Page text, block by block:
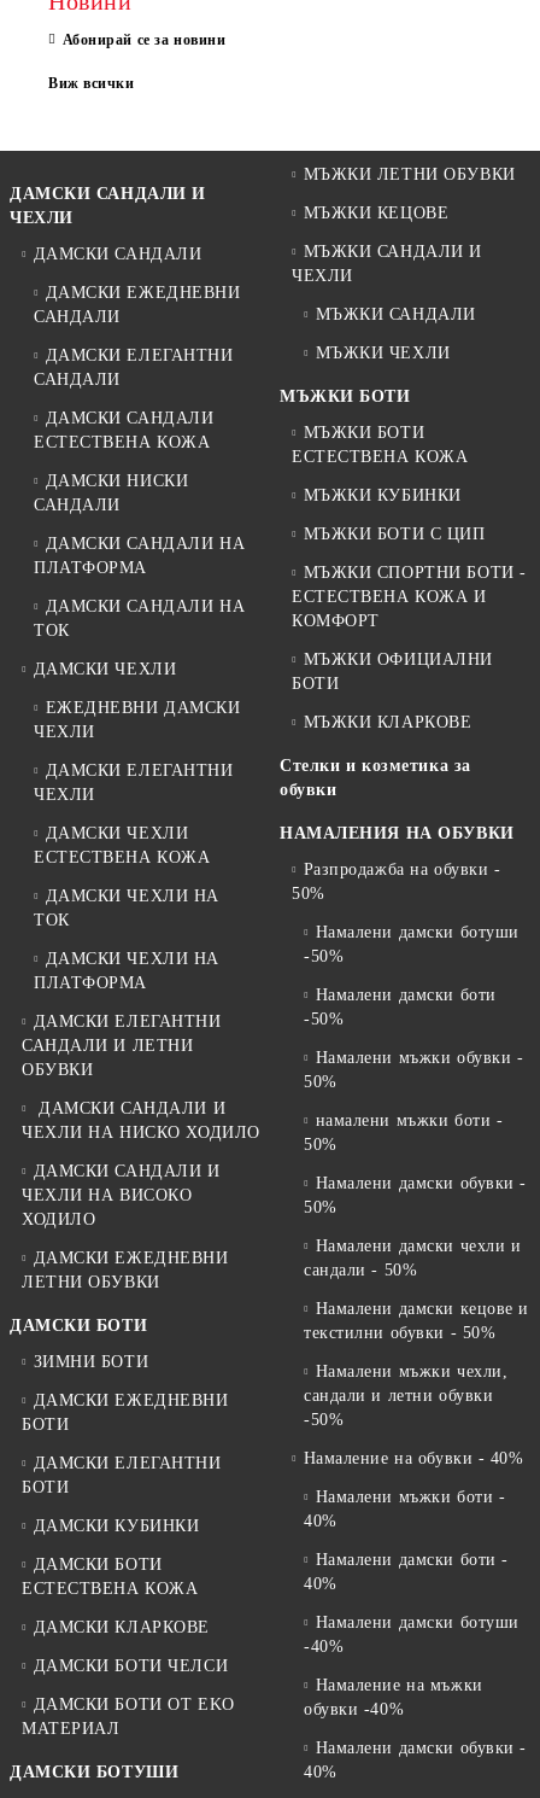
Абонирай се за новини
Виж всички
ДАМСКИ САНДАЛИ И
ЧЕХЛИ
ДАМСКИ САНДАЛИ
ДАМСКИ ЕЖЕДНЕВНИ
САНДАЛИ
ДАМСКИ ЕЛЕГАНТНИ
САНДАЛИ
ДАМСКИ САНДАЛИ
ЕСТЕСТВЕНА КОЖА
ДАМСКИ НИСКИ
САНДАЛИ
ДАМСКИ САНДАЛИ НА
ПЛАТФОРМА
ДАМСКИ САНДАЛИ НА
ТОК
ДАМСКИ ЧЕХЛИ
ЕЖЕДНЕВНИ ДАМСКИ
ЧЕХЛИ
ДАМСКИ ЕЛЕГАНТНИ
ЧЕХЛИ
ДАМСКИ ЧЕХЛИ
ЕСТЕСТВЕНА КОЖА
ДАМСКИ ЧЕХЛИ НА
ТОК
ДАМСКИ ЧЕХЛИ НА
ПЛАТФОРМА
ДАМСКИ ЕЛЕГАНТНИ
САНДАЛИ И ЛЕТНИ
ОБУВКИ
ДАМСКИ САНДАЛИ И
ЧЕХЛИ НА НИСКО ХОДИЛО
ДАМСКИ САНДАЛИ И
ЧЕХЛИ НА ВИСОКО
ХОДИЛО
ДАМСКИ ЕЖЕДНЕВНИ
ЛЕТНИ ОБУВКИ
ДАМСКИ БОТИ
ЗИМНИ БОТИ
ДАМСКИ ЕЖЕДНЕВНИ
БОТИ
ДАМСКИ ЕЛЕГАНТНИ
БОТИ
ДАМСКИ КУБИНКИ
ДАМСКИ БОТИ
ЕСТЕСТВЕНА КОЖА
ДАМСКИ КЛАРКОВЕ
ДАМСКИ БОТИ ЧЕЛСИ
ДАМСКИ БОТИ ОТ EKO
МАТЕРИАЛ
ДАМСКИ БОТУШИ
МЪЖКИ ЛЕТНИ ОБУВКИ
МЪЖКИ КЕЦОВЕ
МЪЖКИ САНДАЛИ И
ЧЕХЛИ
МЪЖКИ САНДАЛИ
МЪЖКИ ЧЕХЛИ
МЪЖКИ БОТИ
МЪЖКИ БОТИ
ЕСТЕСТВЕНА КОЖА
МЪЖКИ КУБИНКИ
МЪЖКИ БОТИ С ЦИП
МЪЖКИ СПОРТНИ БОТИ -
ЕСТЕСТВЕНА КОЖА И
КОМФОРТ
МЪЖКИ ОФИЦИАЛНИ
БОТИ
МЪЖКИ КЛАРКОВЕ
Стелки и козметика за
обувки
НАМАЛЕНИЯ НА ОБУВКИ
Разпродажба на обувки -
50%
Намалени дамски ботуши
-50%
Намалени дамски боти
-50%
Намалени мъжки обувки -
50%
намалени мъжки боти -
50%
Намалени дамски обувки -
50%
Намалени дамски чехли и
сандали - 50%
Намалени дамски кецове и
текстилни обувки - 50%
Намалени мъжки чехли,
сандали и летни обувки
-50%
Намаление на обувки - 40%
Намалени мъжки боти -
40%
Намалени дамски боти -
40%
Намалени дамски ботуши
-40%
Намаление на мъжки
обувки -40%
Намалени дамски обувки -
40%